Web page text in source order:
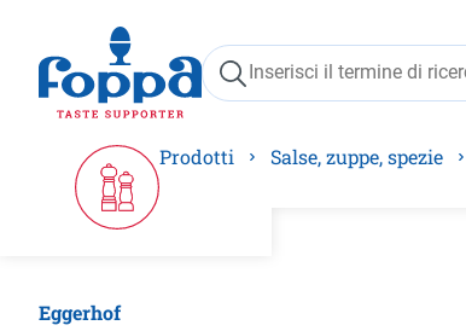
Passa alla navigazione principale
Prodotti Salse, zuppe, spezie
Eggerhof